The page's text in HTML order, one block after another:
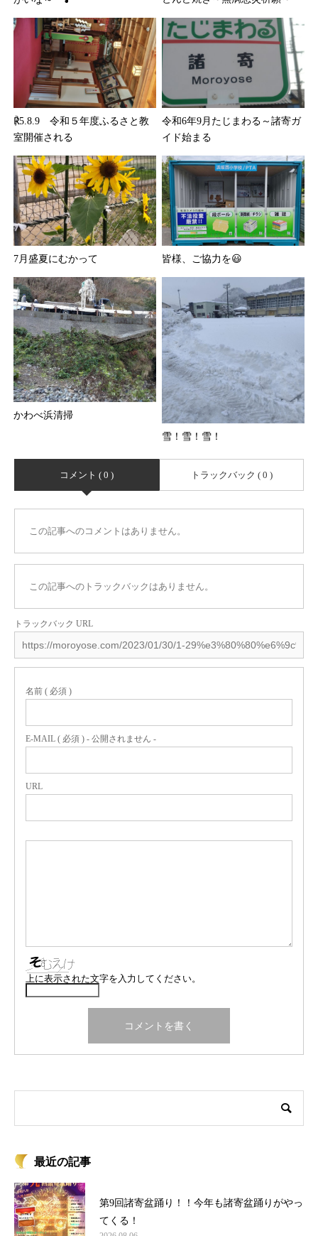
℟5.8.9 令和５年度ふるさと教
室開催される
令和6年9月たじまわる～諸寄ガ
イド始まる
7月盛夏にむかって 皆様、ご協力を😃
かわべ浜清掃
雪！雪！雪！
コメント ( 0 ) トラックバック ( 0 )
この記事へのコメントはありません。
この記事へのトラックバックはありません。
トラックバック URL
名前 ( 必須 )
E-MAIL ( 必須 ) - 公開されません -
URL
上に表示された文字を入力してください。
最近の記事
第9回諸寄盆踊り！！今年も諸寄盆踊りがやっ
てくる！